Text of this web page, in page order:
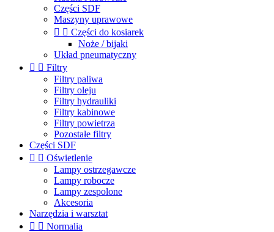
Części SDF
Maszyny uprawowe
  Części do kosiarek
Noże / bijaki
Układ pneumatyczny
  Filtry
Filtry paliwa
Filtry oleju
Filtry hydrauliki
Filtry kabinowe
Filtry powietrza
Pozostałe filtry
Części SDF
  Oświetlenie
Lampy ostrzegawcze
Lampy robocze
Lampy zespolone
Akcesoria
Narzędzia i warsztat
  Normalia